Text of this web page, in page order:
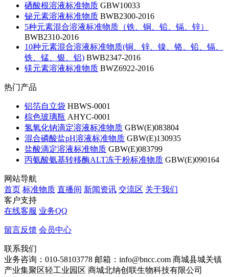
硒酸根溶液标准物质 GBW10033
铋元素溶液标准物质 BWB2300-2016
5种元素混合溶液标准物质（铁、铜、铅、镉、锌）
BWB2310-2016
10种元素混合溶液标准物质(铜、锌、镍、铬、铅、镉、
铁、锰、银、铝) BWB2347-2016
镁元素溶液标准物质 BWZ6922-2016
热门产品
铝箔自立袋 HBWS-0001
棕色玻璃瓶 AHYC-0001
氢氧化钠滴定溶液标准物质 GBW(E)083804
混合磷酸盐pH溶液标准物质 GBW(E)130935
盐酸滴定溶液标准物质 GBW(E)083799
丙氨酸氨基转移酶ALT冻干粉标准物质 GBW(E)090164
网站导航
首页 标准物质 直播间 新闻资讯 交流区 关于我们
客户支持
在线客服 业务QQ
留言反馈 会员中心
联系我们
业务咨询：010-58103778 邮箱：info@bncc.com 商城县城关镇
产业集聚区轻工业园区 商城北纳创联生物科技有限公司